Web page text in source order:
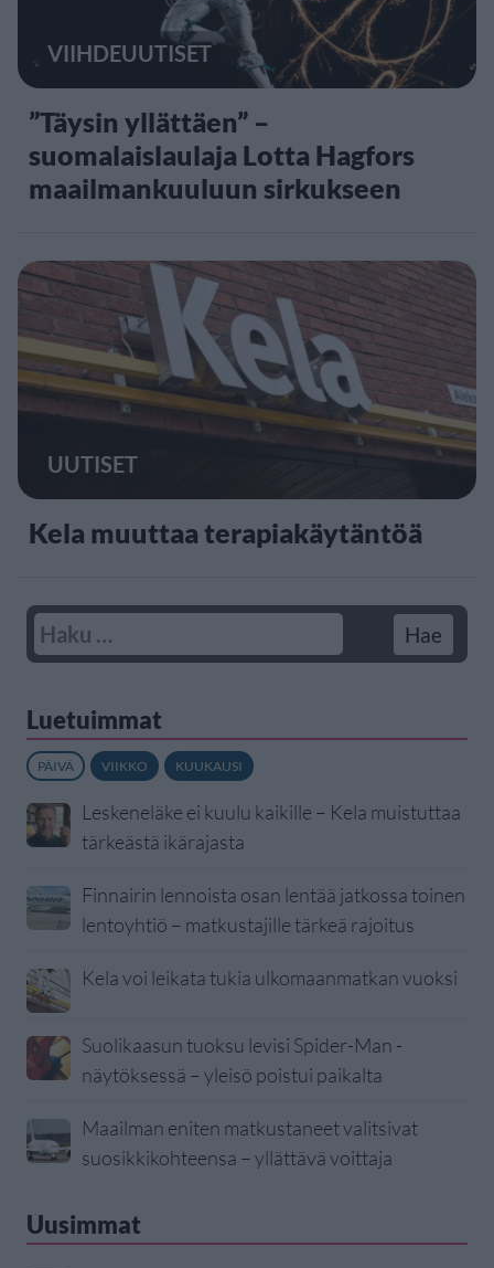
VIIHDEUUTISET
”Täysin yllättäen” –
suomalaislaulaja Lotta Hagfors
maailmankuuluun sirkukseen
UUTISET
Kela muuttaa terapiakäytäntöä
Luetuimmat
PÄIVÄ VIIKKO KUUKAUSI
Leskeneläke ei kuulu kaikille – Kela muistuttaa
tärkeästä ikärajasta
Finnairin lennoista osan lentää jatkossa toinen
lentoyhtiö – matkustajille tärkeä rajoitus
Kela voi leikata tukia ulkomaanmatkan vuoksi
Suolikaasun tuoksu levisi Spider-Man -
näytöksessä – yleisö poistui paikalta
Maailman eniten matkustaneet valitsivat
suosikkikohteensa – yllättävä voittaja
Uusimmat